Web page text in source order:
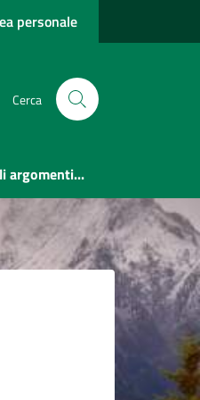
personale
Cerca
argomenti...